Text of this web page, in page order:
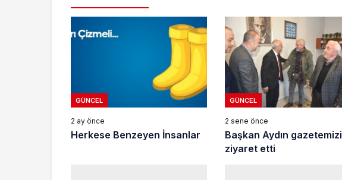
GÜNCEL
2 ay önce
Herkese Benzeyen İnsanlar
GÜNCEL
2 sene önce
Başkan Aydın gazetemizi
ziyaret etti